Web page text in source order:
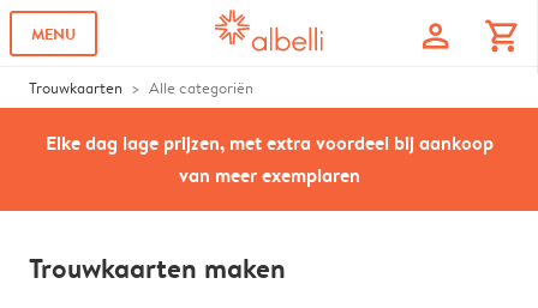
MENU profile shopping_cart
Trouwkaarten Alle categoriën
Elke dag lage prijzen, met extra voordeel bij aankoop
van meer exemplaren
Trouwkaarten maken